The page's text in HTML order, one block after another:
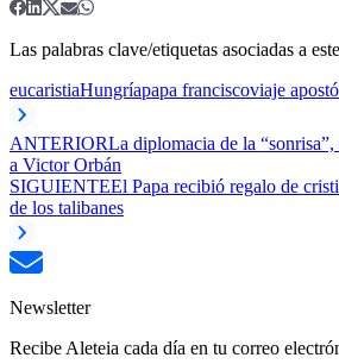
Las palabras clave/etiquetas asociadas a
eucaristiaHungríapapa franciscoviaje
ANTERIORLa diplomacia de la
a Victor Orbán
SIGUIENTEEl Papa recibió regalo de
de los talibanes
Newsletter
Recibe Aleteia cada día en tu correo